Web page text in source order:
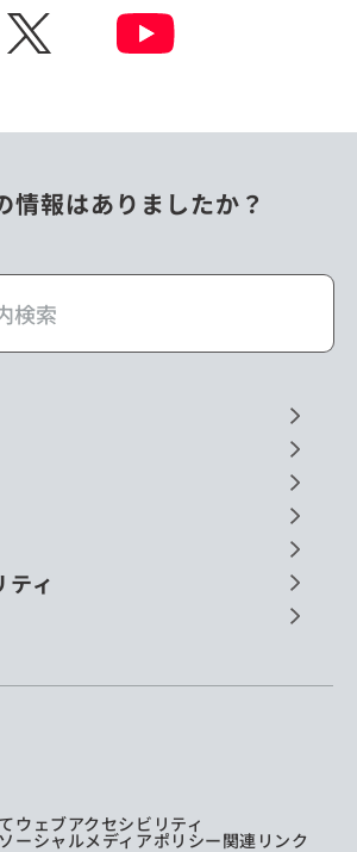
X
情報はありましたか？
ィ
ウェブアクセシビリティ
ソーシャルメディアポリシー関連リンク